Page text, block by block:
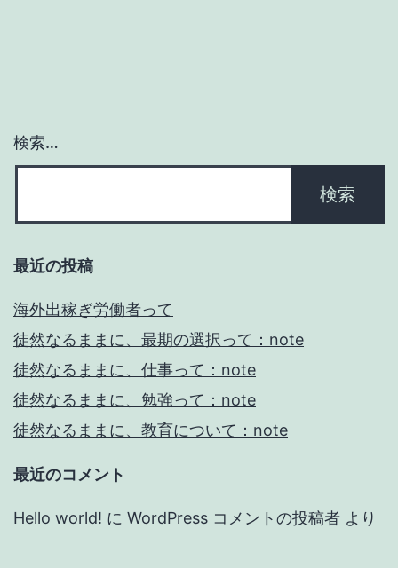
ョ
検索…
最近の投稿
海外出稼ぎ労働者って
徒然なるままに、最期の選択って：note
徒然なるままに、仕事って：note
徒然なるままに、勉強って：note
徒然なるままに、教育について：note
最近のコメント
Hello world! に WordPress コメントの投稿者 より